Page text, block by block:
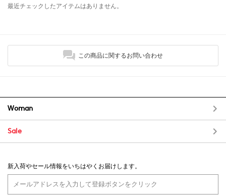
最近チェックしたアイテムはありません。
この商品に関するお問い合わせ
Woman
Sale
新入荷やセール情報をいちはやくお届けします。